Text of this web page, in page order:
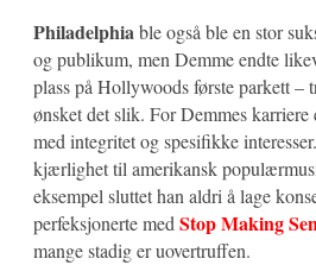
Philadelphiable også ble en stor
og publikum, men Demme endte
plass på Hollywoods første parkett –
ønsket det slik. For Demmes karriere
med integritet og spesifikke
kjærlighet til amerikansk
eksempel sluttet han aldri å lage
perfeksjonerte med Stop Making
mange stadig er uovertruffen.